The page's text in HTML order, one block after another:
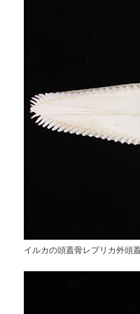
イルカの頭蓋骨レプリカ外頭